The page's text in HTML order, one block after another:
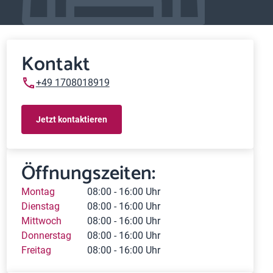
Kontakt
+49 1708018919
Jetzt kontaktieren
Öffnungszeiten:
Montag
08:00 - 16:00 Uhr
Dienstag
08:00 - 16:00 Uhr
Mittwoch
08:00 - 16:00 Uhr
Donnerstag
08:00 - 16:00 Uhr
Freitag
08:00 - 16:00 Uhr